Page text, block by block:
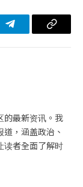
Telegram复
的最新资讯。我
，涵盖政治、
读者全面了解时